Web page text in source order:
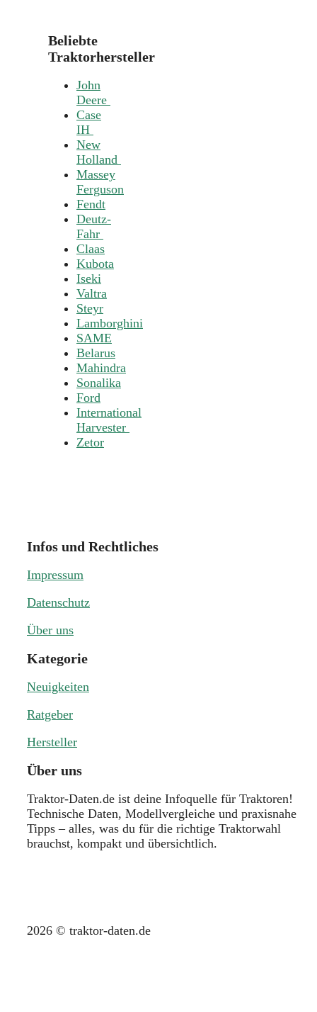
Beliebte
Traktorhersteller
John
Deere
Case
IH
New
Holland
Massey
Ferguson
Fendt
Deutz-
Fahr
Claas
Kubota
Iseki
Valtra
Steyr
Lamborghini
SAME
Belarus
Mahindra
Sonalika
Ford
International
Harvester
Zetor
Infos und Rechtliches
Impressum
Datenschutz
Über uns
Kategorie
Neuigkeiten
Ratgeber
Hersteller
Über uns
Traktor-Daten.de ist deine Infoquelle für Traktoren!
Technische Daten, Modellvergleiche und praxisnahe
Tipps – alles, was du für die richtige Traktorwahl
brauchst, kompakt und übersichtlich.
2026 © traktor-daten.de